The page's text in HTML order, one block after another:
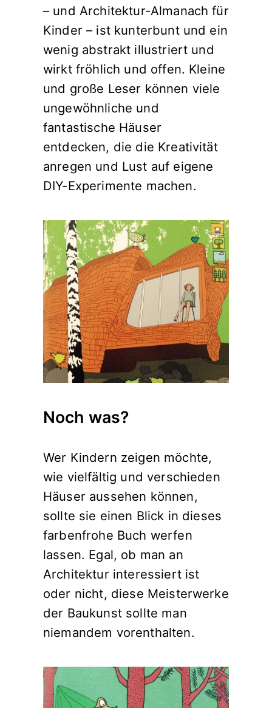
– und Architektur-Almanach für
Kinder – ist kunterbunt und ein
wenig abstrakt illustriert und
wirkt fröhlich und offen. Kleine
und große Leser können viele
ungewöhnliche und
fantastische Häuser
entdecken, die die Kreativität
anregen und Lust auf eigene
DIY-Experimente machen.
Noch was?
Wer Kindern zeigen möchte,
wie vielfältig und verschieden
Häuser aussehen können,
sollte sie einen Blick in dieses
farbenfrohe Buch werfen
lassen. Egal, ob man an
Architektur interessiert ist
oder nicht, diese Meisterwerke
der Baukunst sollte man
niemandem vorenthalten.